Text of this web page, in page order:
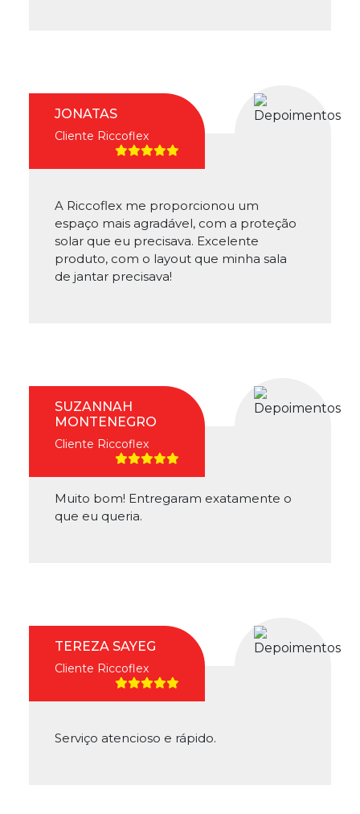
JONATAS
Cliente Riccoflex
A Riccoflex me proporcionou um
espaço mais agradável, com a proteção
solar que eu precisava. Excelente
produto, com o layout que minha sala
de jantar precisava!
SUZANNAH
MONTENEGRO
Cliente Riccoflex
Muito bom! Entregaram exatamente o
que eu queria.
TEREZA SAYEG
Cliente Riccoflex
Serviço atencioso e rápido.